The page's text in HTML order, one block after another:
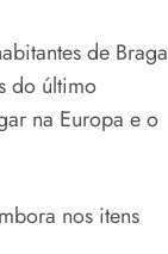
de Braga
do último
na Europa e o
nos itens